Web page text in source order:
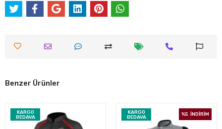
Benzer Ürünler
KARGO
BEDAVA
KARGO
BEDAVA
%5 İNDİRİM